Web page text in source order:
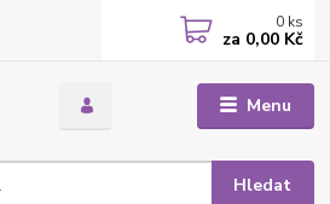
Menu
Hledat
0 ks
za 0,00 Kč